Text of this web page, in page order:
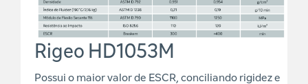
Rigeo HD1053M
Possui o maior valor de ESCR, conciliando rigidez e